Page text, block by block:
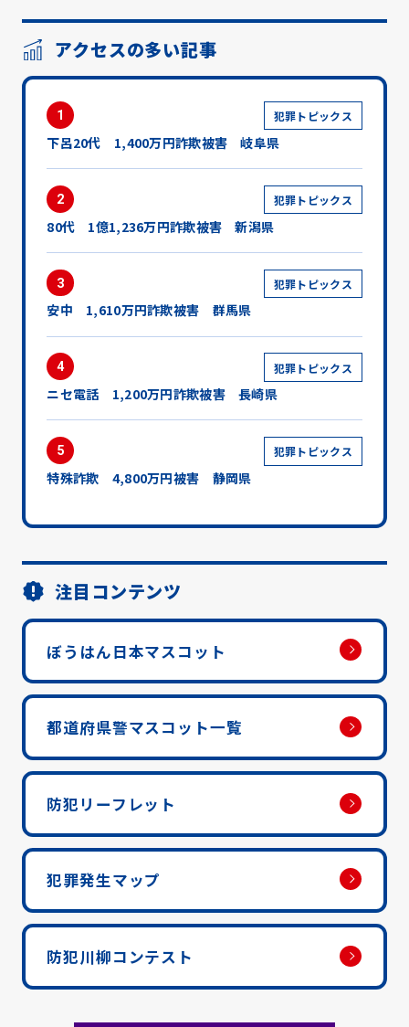
アクセスの多い記事
1 犯罪トピックス
下呂20代 1,400万円詐欺被害 岐阜県
2 犯罪トピックス
80代 1億1,236万円詐欺被害 新潟県
3 犯罪トピックス
安中 1,610万円詐欺被害 群馬県
4 犯罪トピックス
ニセ電話 1,200万円詐欺被害 長崎県
5 犯罪トピックス
特殊詐欺 4,800万円被害 静岡県
注目コンテンツ
ぼうはん日本マスコット
都道府県警マスコット一覧
防犯リーフレット
犯罪発生マップ
防犯川柳コンテスト